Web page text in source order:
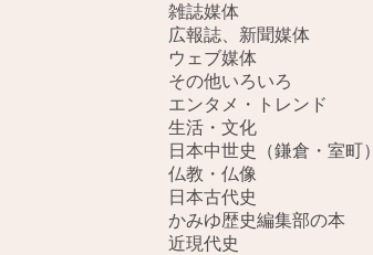
雑誌媒体
広報誌、新聞媒体
ウェブ媒体
その他いろいろ
エンタメ・トレンド
生活・文化
日本中世史（鎌倉・室町）
仏教・仏像
日本古代史
かみゆ歴史編集部の本
近現代史